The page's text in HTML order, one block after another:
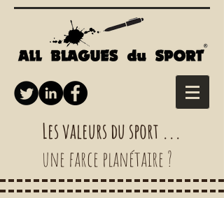
Les valeurs du sport ...
une farce planétaire ?